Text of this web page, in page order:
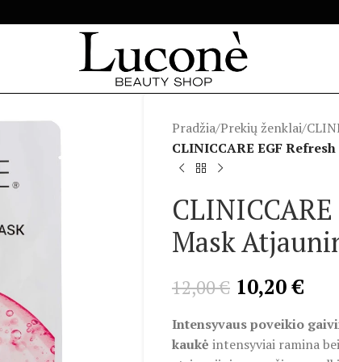
Pradžia/Prekių ženklai/
CLINICCARE EGF
Mask
12,00€ 10,20€
Intensyvaus poveikio
kaukė intensyviai ramina